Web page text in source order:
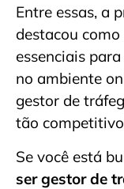
Entre essas, a
destacou
essenciais
no ambiente
gestor de
tão
Se você está
ser gestor de